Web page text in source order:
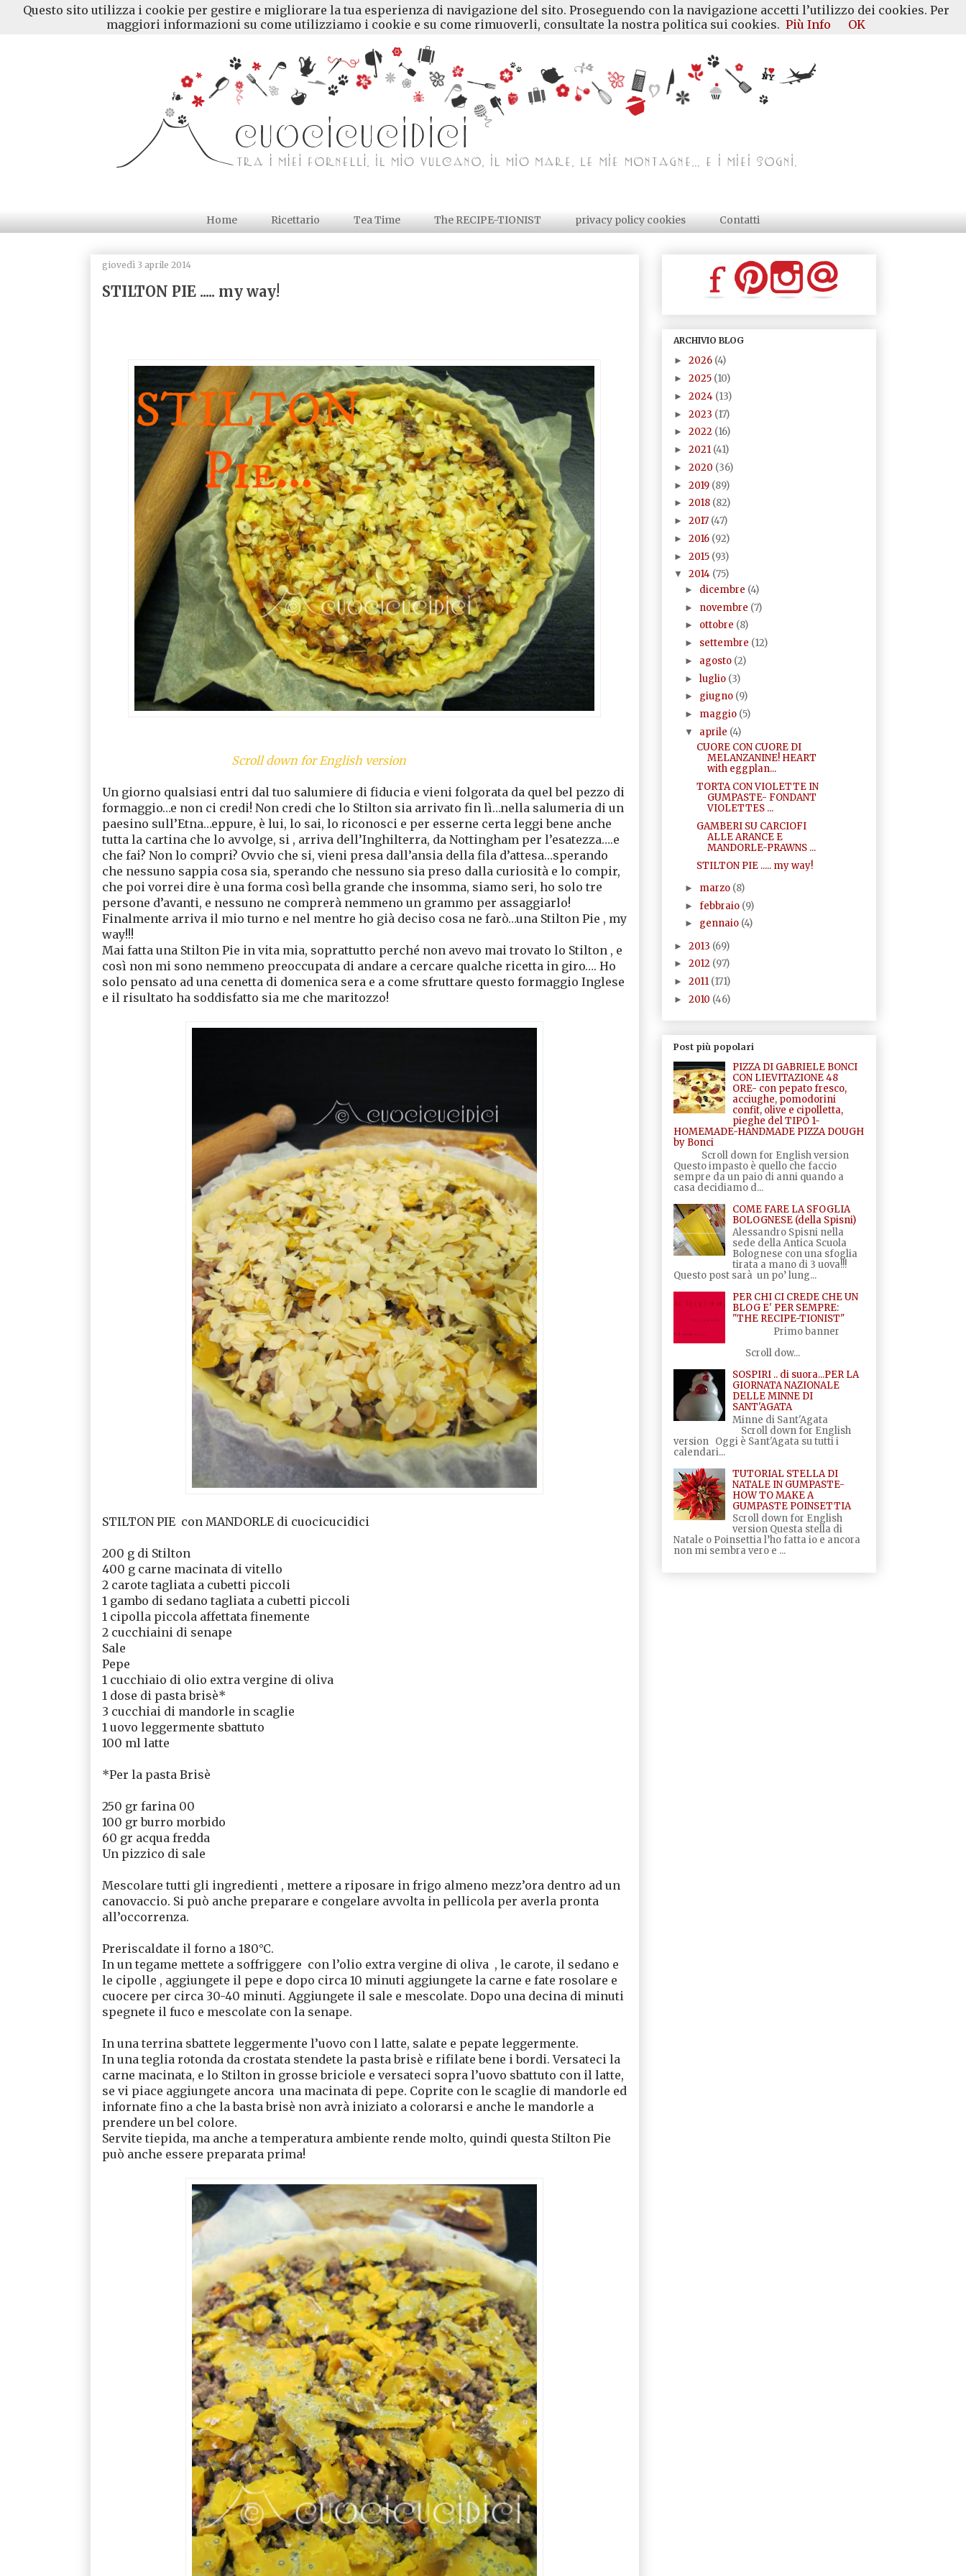
Home Ricettario Tea Time The RECIPE-TIONIST privacy policy cookies Contatti
giovedì 3 aprile 2014
STILTON PIE ..... my way!
Scroll down for English version
Un giorno qualsiasi entri dal tuo salumiere di fiducia e vieni folgorata da quel bel pezzo di
formaggio…e non ci credi! Non credi che lo Stilton sia arrivato fin lì…nella salumeria di un
paesino sull’Etna…eppure, è lui, lo sai, lo riconosci e per esserne certa leggi bene anche
tutta la cartina che lo avvolge, si , arriva dell’Inghilterra, da Nottingham per l’esatezza….e
che fai? Non lo compri? Ovvio che si, vieni presa dall’ansia della fila d’attesa…sperando
che nessuno sappia cosa sia, sperando che nessuno sia preso dalla curiosità e lo compir,
che poi vorrei dire è una forma così bella grande che insomma, siamo seri, ho solo tre
persone d’avanti, e nessuno ne comprerà nemmeno un grammo per assaggiarlo!
Finalmente arriva il mio turno e nel mentre ho già deciso cosa ne farò…una Stilton Pie , my
way!!!
Mai fatta una Stilton Pie in vita mia, soprattutto perché non avevo mai trovato lo Stilton , e
così non mi sono nemmeno preoccupata di andare a cercare qualche ricetta in giro…. Ho
solo pensato ad una cenetta di domenica sera e a come sfruttare questo formaggio Inglese
e il risultato ha soddisfatto sia me che maritozzo!
STILTON PIEcon MANDORLE di cuocicucidici
200 g di Stilton
400 g carne macinata di vitello
2 carote tagliata a cubetti piccoli
1 gambo di sedano tagliata a cubetti piccoli
1 cipolla piccola affettata finemente
2 cucchiaini di senape
Sale
Pepe
1 cucchiaio di olio extra vergine di oliva
1 dose di pasta brisè*
3 cucchiai di mandorle in scaglie
1 uovo leggermente sbattuto
100 ml latte
*Per la pasta Brisè
250 gr farina 00
100 gr burro morbido
60 gr acqua fredda
Un pizzico di sale
Mescolare tutti gli ingredienti , mettere a riposare in frigo almeno mezz’ora dentro ad un
canovaccio. Si può anche preparare e congelare avvolta in pellicola per averla pronta
all’occorrenza.
Preriscaldate il forno a 180°C.
In un tegame mettete a soffriggere con l’olio extra vergine di oliva , le carote, il sedano e
le cipolle , aggiungete il pepe e dopo circa 10 minuti aggiungete la carne e fate rosolare e
cuocere per circa 30-40 minuti. Aggiungete il sale e mescolate. Dopo una decina di minuti
spegnete il fuco e mescolate con la senape.
In una terrina sbattete leggermente l’uovo con l latte, salate e pepate leggermente.
In una teglia rotonda da crostata stendete la pasta brisè e rifilate bene i bordi. Versateci la
carne macinata, e lo Stilton in grosse briciole e versateci sopra l’uovo sbattuto con il latte,
se vi piace aggiungete ancora una macinata di pepe. Coprite con le scaglie di mandorle ed
infornate fino a che la basta brisè non avrà iniziato a colorarsi e anche le mandorle a
prendere un bel colore.
Servite tiepida, ma anche a temperatura ambiente rende molto, quindi questa Stilton Pie
può anche essere preparata prima!
ARCHIVIO BLOG
► 2026 (4)
► 2025 (10)
► 2024 (13)
► 2023 (17)
► 2022 (16)
► 2021 (41)
► 2020 (36)
► 2019 (89)
► 2018 (82)
► 2017 (47)
► 2016 (92)
► 2015 (93)
▼ 2014 (75)
► dicembre (4)
► novembre (7)
► ottobre (8)
► settembre (12)
► agosto (2)
►luglio (3)
► giugno (9)
► maggio (5)
▼ aprile (4)
CUORE CON CUORE DI
MELANZANINE! HEART
with eggplan...
TORTA CON VIOLETTE IN
GUMPASTE- FONDANT
VIOLETTES ...
GAMBERI SU CARCIOFI
ALLE ARANCE E
MANDORLE-PRAWNS ...
STILTON PIE ..... my way!
► marzo (8)
►febbraio (9)
► gennaio (4)
► 2013 (69)
► 2012 (97)
► 2011 (171)
► 2010 (46)
Post più popolari
PIZZA DI GABRIELE BONCI
CON LIEVITAZIONE 48
ORE- con pepato fresco,
acciughe, pomodorini
confit, olive e cipolletta,
pieghe del TIPO 1-
HOMEMADE-HANDMADE PIZZA DOUGH
by Bonci
Scroll down for English version
Questo impasto è quello che faccio
sempre da un paio di anni quando a
casa decidiamo d...
COME FARE LA SFOGLIA
BOLOGNESE (della Spisni)
Alessandro Spisni nella
sede della Antica Scuola
Bolognese con una sfoglia
tirata a mano di 3 uova!!!
Questo post sarà un po’ lung...
PER CHI CI CREDE CHE UN
BLOG E' PER SEMPRE:
"THE RECIPE-TIONIST"
Primo banner
Scroll dow...
SOSPIRI .. di suora...PER LA
GIORNATA NAZIONALE
DELLE MINNE DI
SANT'AGATA
Minne di Sant'Agata
Scroll down for English
version Oggi è Sant'Agata su tutti i
calendari...
TUTORIAL STELLA DI
NATALE IN GUMPASTE-
HOW TO MAKE A
GUMPASTE POINSETTIA
Scroll down for English
version Questa stella di
Natale o Poinsettia l’ho fatta io e ancora
non mi sembra vero e ...
Questo sito utilizza i cookie per gestire e migliorare la tua esperienza di navigazione del sito. Proseguendo con la navigazione accetti l’utilizzo dei cookies. Per
maggiori informazioni su come utilizziamo i cookie e su come rimuoverli, consultate la nostra politica sui cookies. Più Info OK